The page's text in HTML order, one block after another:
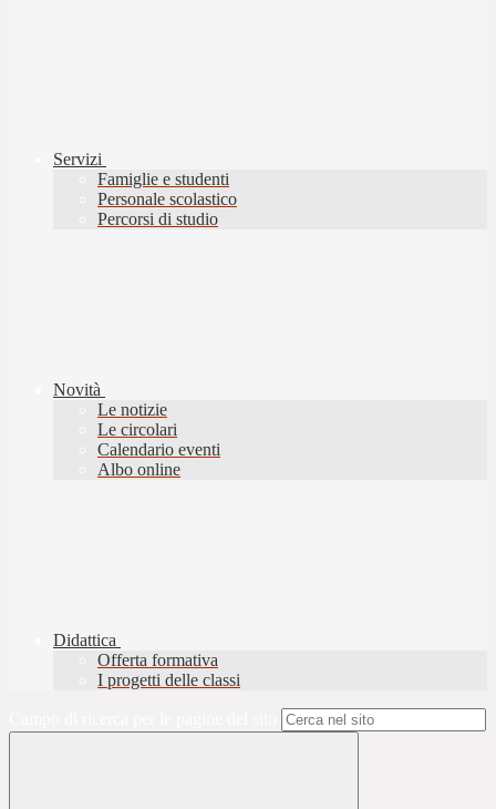
Servizi
Famiglie e studenti
Personale scolastico
Percorsi di studio
Novità
Le notizie
Le circolari
Calendario eventi
Albo online
Didattica
Offerta formativa
I progetti delle classi